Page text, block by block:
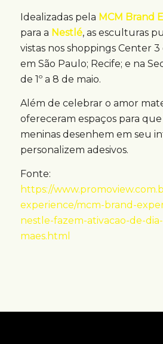
Idealizadas pela MCM Brand
para a Nestlé, as esculturas
vistas nos shoppings Center 3
em São Paulo; Recife; e na
de 1º a 8 de maio.
Além de celebrar o amor
ofereceram espaços para
meninas desenhem em seu
personalizem adesivos.
Fonte:
https://
experience/mcm-brand-
nestle-fazem-ativacao-de-
maes.html